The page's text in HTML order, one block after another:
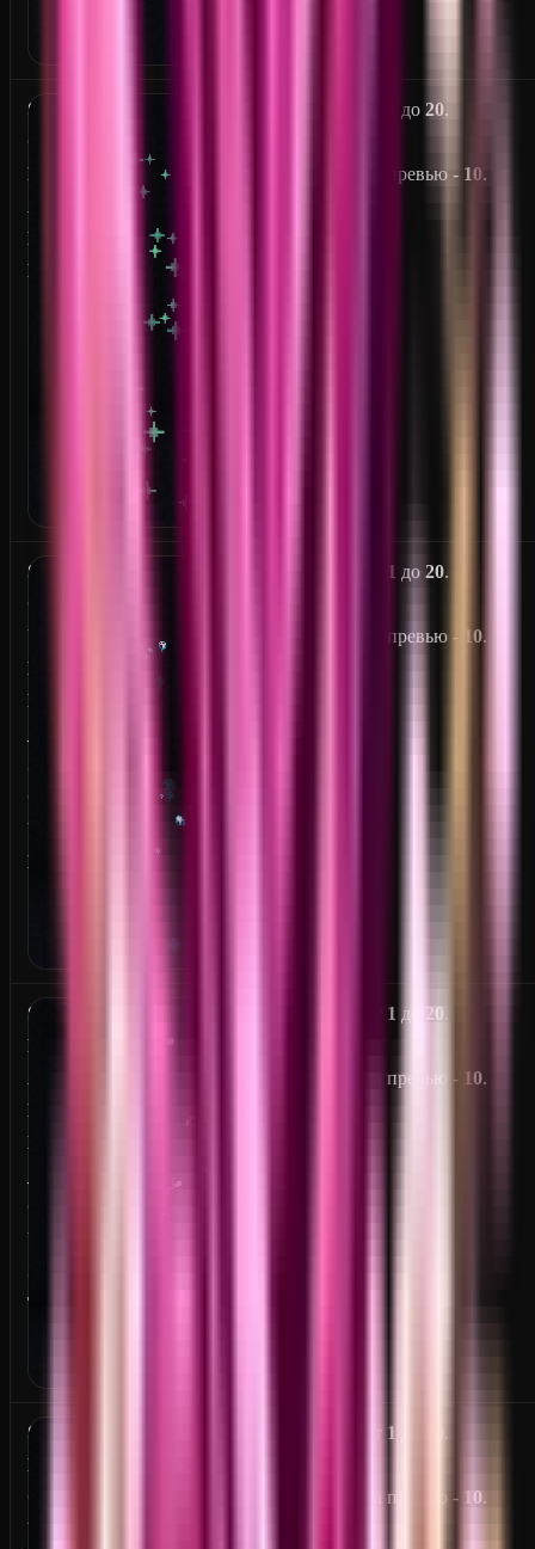
S
C
R
P
E
до20.
На превью - 10.
S
C
U
L
K
S
O
U
L
1 до20.
На превью - 10.
S
M
L
L
G
U
S
T
1 до 20
На превью - 10.
S
N
O
W
1
На превью - 10.